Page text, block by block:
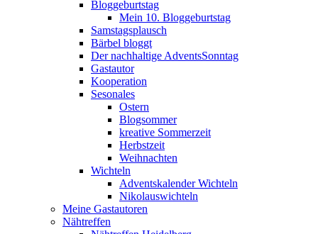
Bloggeburtstag
Mein 10. Bloggeburtstag
Samstagsplausch
Bärbel bloggt
Der nachhaltige AdventsSonntag
Gastautor
Kooperation
Sesonales
Ostern
Blogsommer
kreative Sommerzeit
Herbstzeit
Weihnachten
Wichteln
Adventskalender Wichteln
Nikolauswichteln
Meine Gastautoren
Nähtreffen